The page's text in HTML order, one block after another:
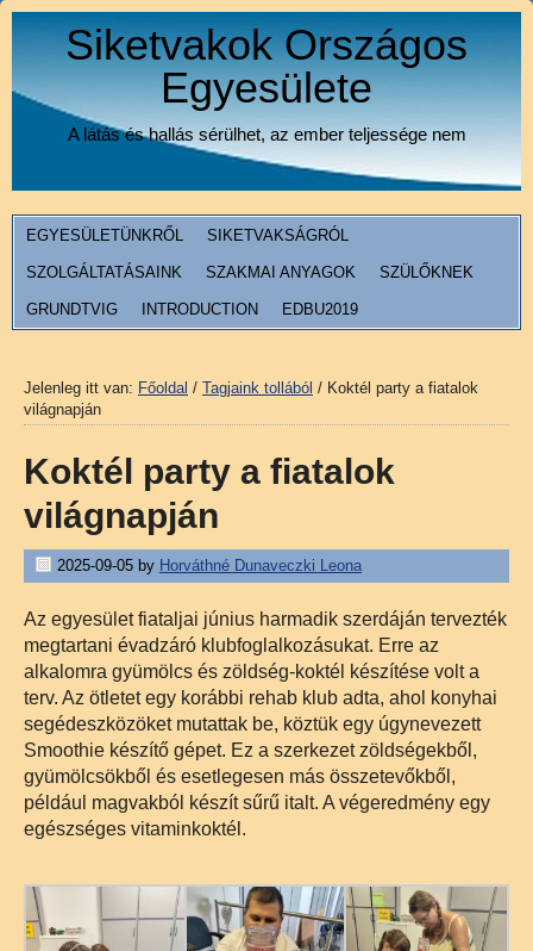
Siketvakok Országos
Egyesülete
A látás és hallás sérülhet, az ember teljessége nem
EGYESÜLETÜNKRŐL SIKETVAKSÁGRÓL
SZOLGÁLTATÁSAINK SZAKMAI ANYAGOK SZÜLŐKNEK
GRUNDTVIG INTRODUCTION EDBU2019
Jelenleg itt van: Főoldal / Tagjaink tollából / Koktél party a fiatalok
világnapján
Koktél party a fiatalok
világnapján
2025-09-05 by Horváthné Dunaveczki Leona
Az egyesület fiataljai június harmadik szerdáján tervezték
megtartani évadzáró klubfoglalkozásukat. Erre az
alkalomra gyümölcs és zöldség-koktél készítése volt a
terv. Az ötletet egy korábbi rehab klub adta, ahol konyhai
segédeszközöket mutattak be, köztük egy úgynevezett
Smoothie készítő gépet. Ez a szerkezet zöldségekből,
gyümölcsökből és esetlegesen más összetevőkből,
például magvakból készít sűrű italt. A végeredmény egy
egészséges vitaminkoktél.